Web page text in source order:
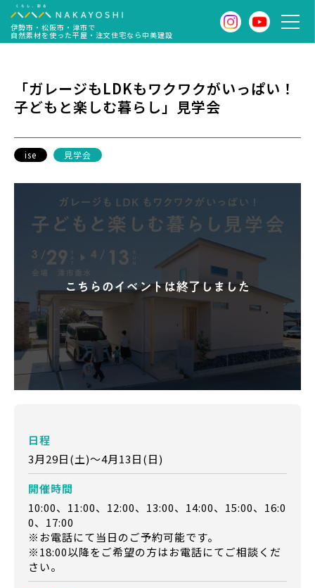
伊勢市・松阪市・津市で
自然素材を使った平屋・注文住宅なら中美建設
「ガレージもLDKもワクワクがいっぱい！
子どもと楽しむ暮らし」見学会
ise 見学会
日程
3月29日(土)～4月13日(日)
開催時間
10:00、11:00、12:00、13:00、14:00、15:00、16:0
0、17:00
※お電話にて当日のご予約可能です。
※18:00以降をご希望の方はお電話にてご相談くだ
さい。